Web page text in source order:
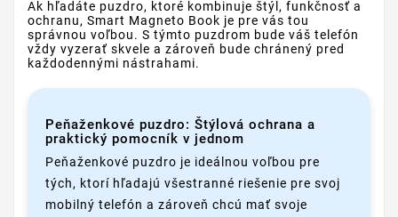
Ak hľadáte puzdro, ktoré kombinuje štýl, funkčnosť a
ochranu, Smart Magneto Book je pre vás tou
správnou voľbou. S týmto puzdrom bude váš telefón
vždy vyzerať skvele a zároveň bude chránený pred
každodennými nástrahami.
Peňaženkové puzdro: Štýlová ochrana a
praktický pomocník v jednom
Peňaženkové puzdro je ideálnou voľbou pre
tých, ktorí hľadajú všestranné riešenie pre svoj
mobilný telefón a zároveň chcú mať svoje